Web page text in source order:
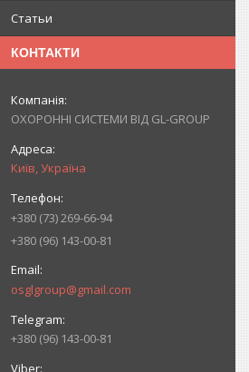
Статьи
КОНТАКТИ
ОХОРОННІ СИСТЕМИ ВІД GL-GROUP
Київ, Україна
+380 (73) 269-66-94
+380 (96) 143-00-81
osglgroup@gmail.com
+380 (96) 143-00-81